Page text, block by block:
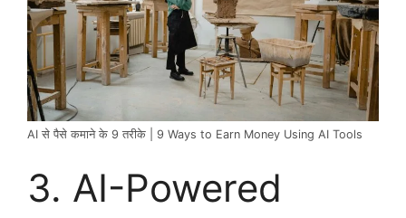
AI से पैसे कमाने के 9 तरीके | 9 Ways to Earn Money Using AI Tools
3. AI-Powered